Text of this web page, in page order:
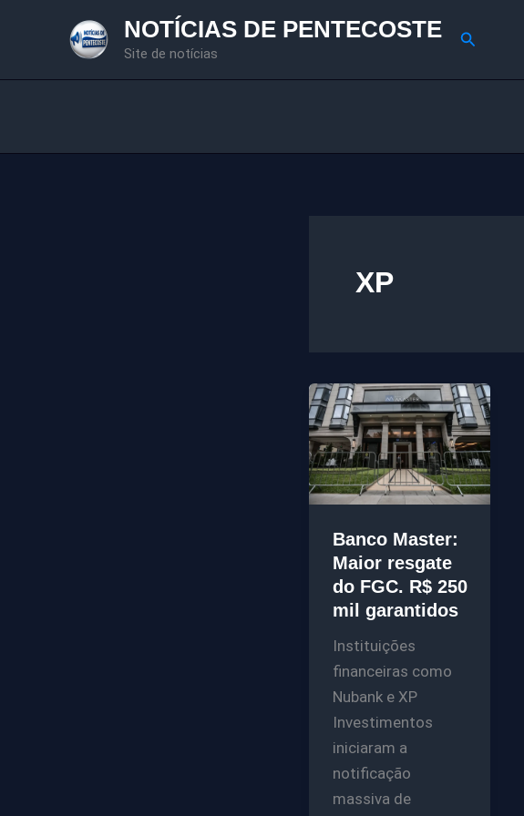
NOTÍCIAS DE PENTECOSTE
Site de notícias
Pesquisar
XP
Banco Master:
Maior resgate
do FGC. R$ 250
mil garantidos
Instituições
financeiras como
Nubank e XP
Investimentos
iniciaram a
notificação
massiva de